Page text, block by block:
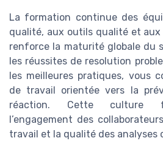
La formation continue des
qualité, aux outils qualité et aux
renforce la maturité globale du
les réussites de resolution
les meilleures pratiques, vous
de travail orientée vers la
réaction. Cette culture
l’engagement des
travail et la qualité des analyses